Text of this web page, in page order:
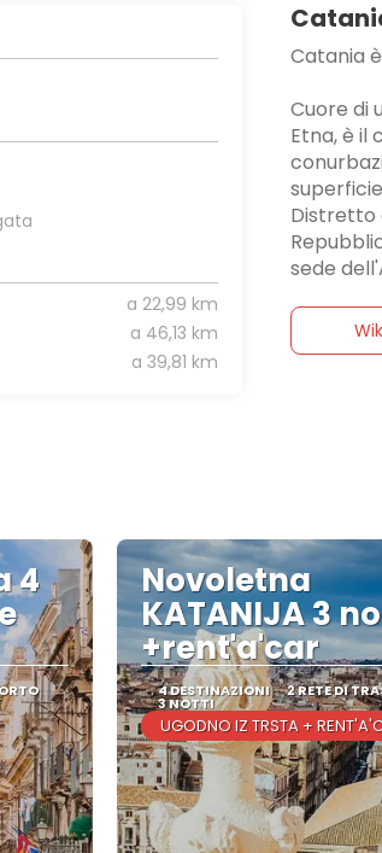
Catania
Cuore di
Etna, è il
Distretto
sede
a 22,99 km
a 46,13 km
a 39,81 km
4 Novoletna
KATANIJA 3
+rent'a'car
4 DESTINAZIONI 2 RETE DI
3 NOTTI
UGODNO IZ TRSTA +